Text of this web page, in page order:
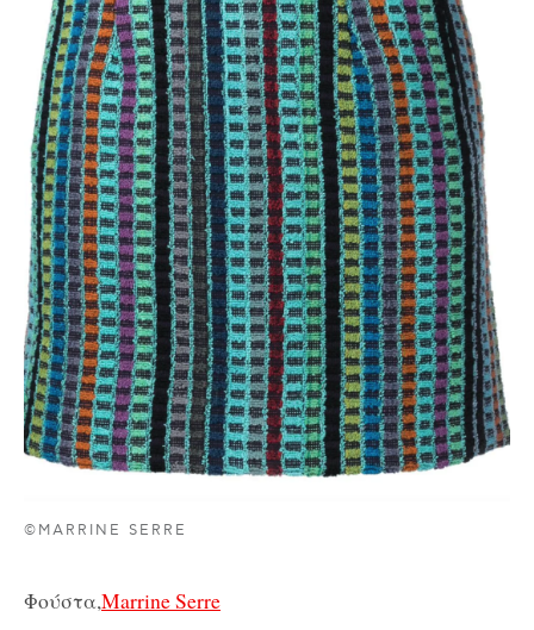
©MARRINE SERRE
Φούστα,Marrine Serre